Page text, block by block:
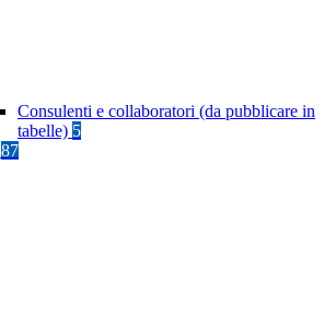
Consulenti e collaboratori (da pubblicare in
tabelle) 5
87